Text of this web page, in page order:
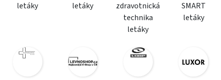
letáky
letáky
zdravotnická
technika
letáky
SMART
letáky